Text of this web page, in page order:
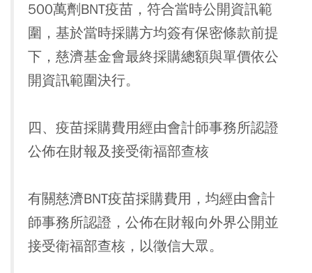
500萬劑BNT疫苗，符合當時公開資訊範
圍，基於當時採購方均簽有保密條款前提
下，慈濟基金會最終採購總額與單價依公
開資訊範圍決行。
四、疫苗採購費用經由會計師事務所認證
公佈在財報及接受衛福部查核
有關慈濟BNT疫苗採購費用，均經由會計
師事務所認證，公佈在財報向外界公開並
接受衛福部查核，以徵信大眾。